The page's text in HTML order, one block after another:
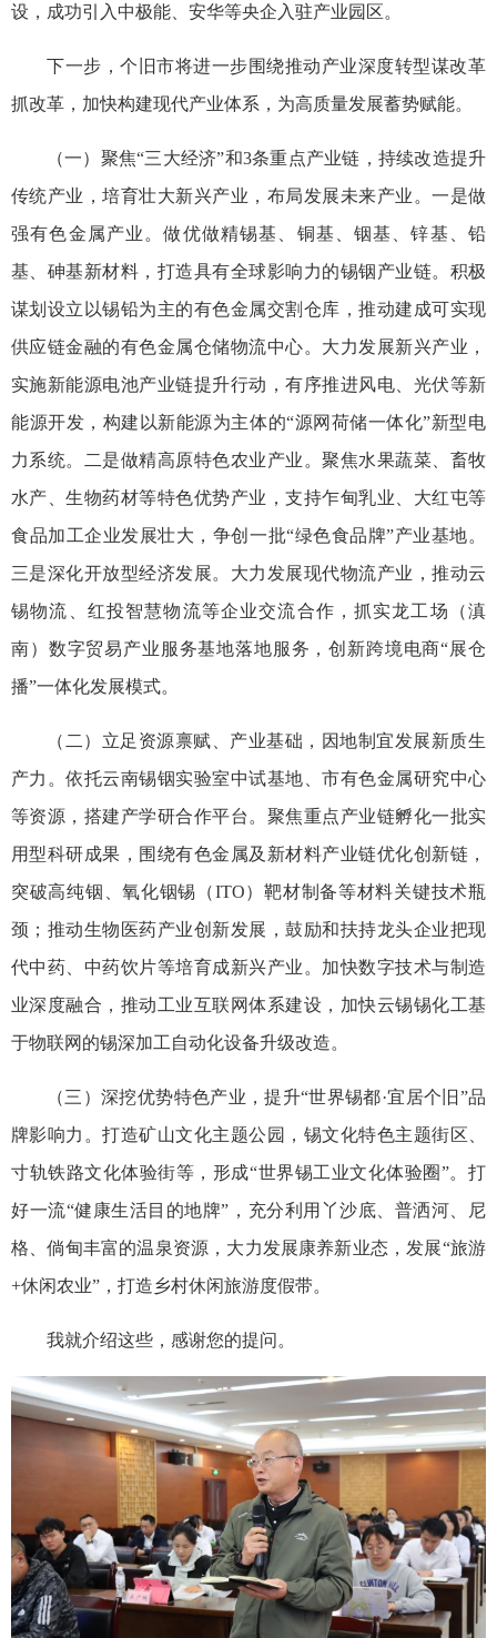
设，成功引入中极能、安华等央企入驻产业园区。
下一步，个旧市将进一步围绕推动产业深度转型谋改革
抓改革，加快构建现代产业体系，为高质量发展蓄势赋能。
（一）聚焦“三大经济”和3条重点产业链，持续改造提升
传统产业，培育壮大新兴产业，布局发展未来产业。一是做
强有色金属产业。做优做精锡基、铜基、铟基、锌基、铅
基、砷基新材料，打造具有全球影响力的锡铟产业链。积极
谋划设立以锡铅为主的有色金属交割仓库，推动建成可实现
供应链金融的有色金属仓储物流中心。大力发展新兴产业，
实施新能源电池产业链提升行动，有序推进风电、光伏等新
能源开发，构建以新能源为主体的“源网荷储一体化”新型电
力系统。二是做精高原特色农业产业。聚焦水果蔬菜、畜牧
水产、生物药材等特色优势产业，支持乍甸乳业、大红屯等
食品加工企业发展壮大，争创一批“绿色食品牌”产业基地。
三是深化开放型经济发展。大力发展现代物流产业，推动云
锡物流、红投智慧物流等企业交流合作，抓实龙工场（滇
南）数字贸易产业服务基地落地服务，创新跨境电商“展仓
播”一体化发展模式。
（二）立足资源禀赋、产业基础，因地制宜发展新质生
产力。依托云南锡铟实验室中试基地、市有色金属研究中心
等资源，搭建产学研合作平台。聚焦重点产业链孵化一批实
用型科研成果，围绕有色金属及新材料产业链优化创新链，
突破高纯铟、氧化铟锡（ITO）靶材制备等材料关键技术瓶
颈；推动生物医药产业创新发展，鼓励和扶持龙头企业把现
代中药、中药饮片等培育成新兴产业。加快数字技术与制造
业深度融合，推动工业互联网体系建设，加快云锡锡化工基
于物联网的锡深加工自动化设备升级改造。
（三）深挖优势特色产业，提升“世界锡都·宜居个旧”品
牌影响力。打造矿山文化主题公园，锡文化特色主题街区、
寸轨铁路文化体验街等，形成“世界锡工业文化体验圈”。打
好一流“健康生活目的地牌”，充分利用丫沙底、普洒河、尼
格、倘甸丰富的温泉资源，大力发展康养新业态，发展“旅游
+休闲农业”，打造乡村休闲旅游度假带。
我就介绍这些，感谢您的提问。